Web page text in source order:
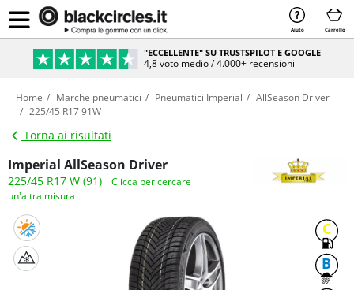
Aiuto Carrello
"ECCELLENTE" SU TRUSTSPILOT E GOOGLE
4,8 voto medio / 4.000+ recensioni
Home Marche pneumatici Pneumatici Imperial
AllSeason Driver
225/45 R17 91W
Torna ai risultati
Imperial AllSeason Driver
225/45 R17 W (91)
Clicca per cercare
un'altra misura
C
B